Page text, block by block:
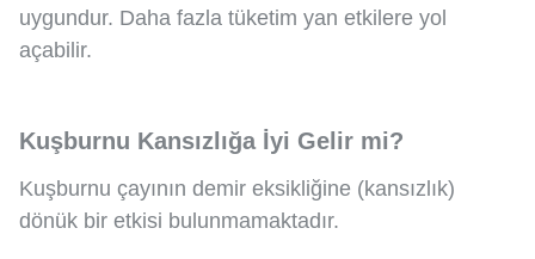
uygundur. Daha fazla tüketim yan etkilere yol
açabilir.
Kuşburnu Kansızlığa İyi Gelir mi?
Kuşburnu çayının demir eksikliğine (kansızlık)
dönük bir etkisi bulunmamaktadır.